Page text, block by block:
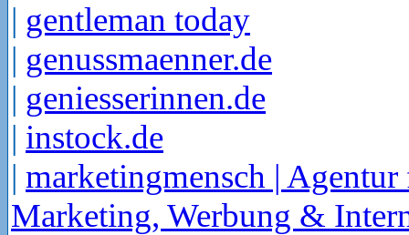
| gentleman today
| genussmaenner.de
| geniesserinnen.de
| instock.de
| marketingmensch | Agentur
Marketing, Werbung &